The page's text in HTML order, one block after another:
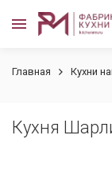
Главная Кухни
Кухня